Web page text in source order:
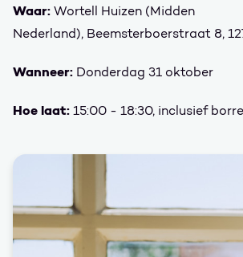
Waar: Wortell Huizen (Midden
Nederland), Beemsterboerstraat 8,
Wanneer: Donderdag 31 oktober
Hoe laat: 15:00 - 18:30, inclusief borrel